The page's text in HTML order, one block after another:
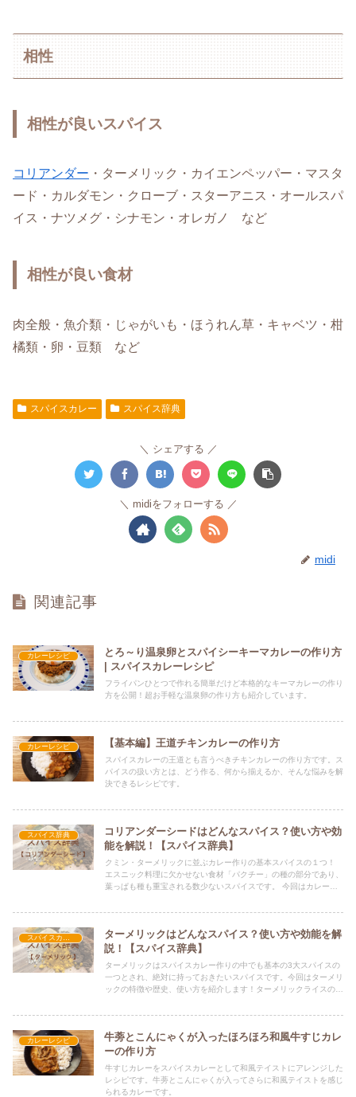
相性
相性が良いスパイス
コリアンダー ・ターメリック・カイエンペッパー・マスタ
ード・カルダモン・クローブ・スターアニス・オールスパ
イス・ナツメグ・シナモン・オレガノ など
相性が良い食材
肉全般・魚介類・じゃがいも・ほうれん草・キャベツ・柑
橘類・卵・豆類 など
スパイスカレー スパイス辞典
シェアする
midiをフォローする
midi
関連記事
カレーレシピ
とろ～り温泉卵とスパイシーキーマカレーの作り方
| スパイスカレーレシピ
フライパンひとつで作れる簡単だけど本格的なキーマカレーの作り
方を公開！超お手軽な温泉卵の作り方も紹介しています。
カレーレシピ 【基本編】王道チキンカレーの作り方
スパイスカレーの王道とも言うべきチキンカレーの作り方です。ス
パイスの扱い方とは、どう作る、何から揃えるか、そんな悩みを解
決できるレシピです。
スパイス辞典
コリアンダーシードはどんなスパイス？使い方や効
能を解説！【スパイス辞典】
クミン・ターメリックに並ぶカレー作りの基本スパイスの１つ！
エスニック料理に欠かせない食材「パクチー」の種の部分であり、
葉っぱも種も重宝される数少ないスパイスです。 今回はカレー作
ターメリックはどんなスパイス？使い方や効能を解
説！【スパイス辞典】
ターメリックはスパイスカレー作りの中でも基本の3大スパイスの
一つとされ、絶対に持っておきたいスパイスです。今回はターメリ
ックの特徴や歴史、使い方を紹介します！ターメリックライスのレ
カレーレシピ
牛蒡とこんにゃくが入ったほろほろ和風牛すじカレ
ーの作り方
牛すじカレーをスパイスカレーとして和風テイストにアレンジした
レシピです。牛蒡とこんにゃくが入ってさらに和風テイストを感じ
られるカレーです。